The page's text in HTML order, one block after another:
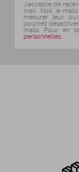
J'accepte de
mail. Nos e-
mesurer leur
pourrez
mails. Pour en
personnelles